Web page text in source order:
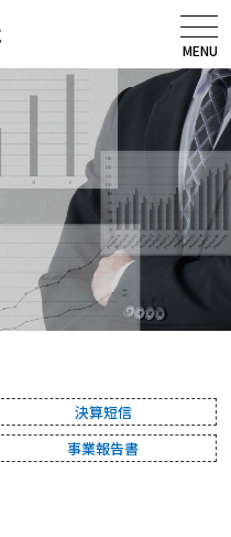
MENU
決算短信
事業報告書